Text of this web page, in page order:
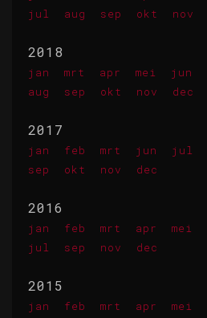
jul
aug sep okt nov
2018
jan mrt apr mei jun
aug
sep okt nov dec
2017
jan feb mrt jun jul
sep
okt nov dec
2016
jan feb mrt apr mei
jul
sep nov dec
2015
jan feb mrt apr mei